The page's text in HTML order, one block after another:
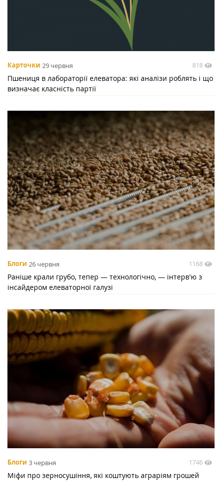
Карточки 29 червня 818
Пшениця в лабораторії елеватора: які аналізи роблять і що
визначає класність партії
Блоги 26 червня 1168
Раніше крали грубо, тепер — технологічно, — інтерв'ю з
інсайдером елеваторної галузі
Блоги 3 червня 1746
Міфи про зерносушіння, які коштують аграріям грошей